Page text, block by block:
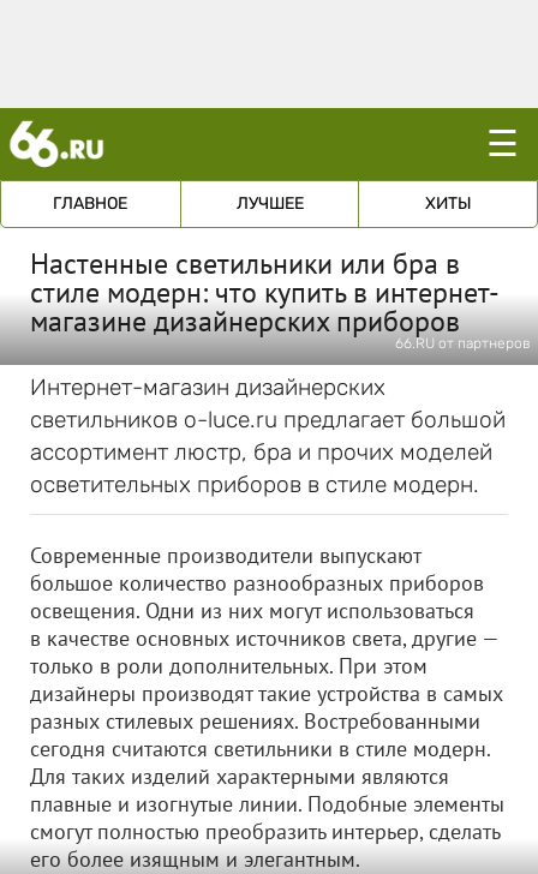
☰
ГЛАВНОЕ ЛУЧШЕЕ ХИТЫ
Настенные светильники или бра в
стиле модерн: что купить в интернет-
магазине дизайнерских приборов
66.RU от партнеров
Интернет-магазин дизайнерских
светильников o-luce.ru предлагает большой
ассортимент люстр, бра и прочих моделей
осветительных приборов в стиле модерн.
Современные производители выпускают
большое количество разнообразных приборов
освещения. Одни из них могут использоваться
в качестве основных источников света, другие —
только в роли дополнительных. При этом
дизайнеры производят такие устройства в самых
разных стилевых решениях. Востребованными
сегодня считаются светильники в стиле модерн.
Для таких изделий характерными являются
плавные и изогнутые линии. Подобные элементы
смогут полностью преобразить интерьер, сделать
его более изящным и элегантным.